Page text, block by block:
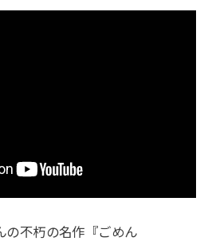
の不朽の名作『ごめん